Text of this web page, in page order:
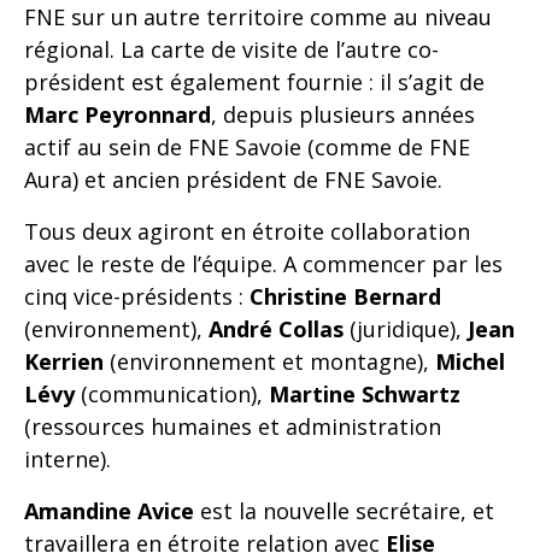
FNE sur un autre territoire comme au niveau
régional. La carte de visite de l’autre co-
président est également fournie : il s’agit de
Marc Peyronnard, depuis plusieurs années
actif au sein de FNE Savoie (comme de FNE
Aura) et ancien président de FNE Savoie.
Tous deux agiront en étroite collaboration
avec le reste de l’équipe. A commencer par les
cinq vice-présidents : Christine Bernard
(environnement), André Collas (juridique), Jean
Kerrien (environnement et montagne), Michel
Lévy(communication), Martine Schwartz
(ressources humaines et administration
interne).
Amandine Avice est la nouvelle secrétaire, et
travaillera en étroite relation avec Elise